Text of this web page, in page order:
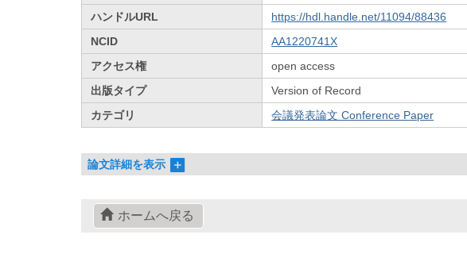
ハンドルURL
https://hdl.handle.net/11094/88436
NCID
AA1220741X
アクセス権
open access
出版タイプ
Version of Record
カテゴリ
会議発表論文 Conference Paper
論文詳細を表示
ホームへ戻る